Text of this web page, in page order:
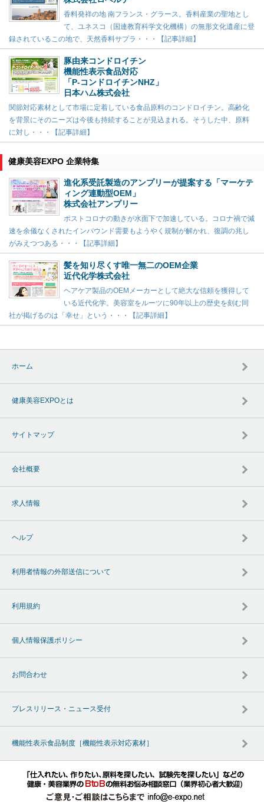
香料発祥の地 南フランス・グラース。香料産業の聖地とし
て、ユネスコ（国連教育科学文化機構）の無形文化遺産に登
録されているこの地で、天然香料サプラ・・・【記事詳細】
豚由来コンドロイチン
機能性表示食品対応
「P-コンドロイチンNHZ」
日本ハム株式会社
関節対応素材として市場に定着している食品原料のコンドロイチン。高齢化
を背景にそのニーズは今後も持続することが見込まれる。そうした中、原料
に対し・・・【記事詳細】
健康美容EXPO 企業特集
進化系受託製造のアンプリーが提案する「マーケテ
ィング連動型OEM」
株式会社アンプリー
ポストコロナの動きが水面下で加速している。コロナ禍で減
速を余儀なくされたインバウンド需要もようやく規制が解かれ、復調の兆し
がみえつつある・・・【記事詳細】
髪を知り尽くす唯一無二のOEM企業
近代化学株式会社
ヘアケア製品のOEMメーカーとして絶大な信頼を獲得して
いる近代化学。美容室をルーツに90年以上の歴史を刻む同
社が掲げるのは「幸せ」という・・・【記事詳細】
ホーム
健康美容EXPOとは
サイトマップ
会社概要
求人情報
ヘルプ
利用者情報の外部送信について
利用規約
個人情報保護ポリシー
お問合わせ
プレスリリース・ニュース受付
機能性表示食品制度［機能性表示対応素材］